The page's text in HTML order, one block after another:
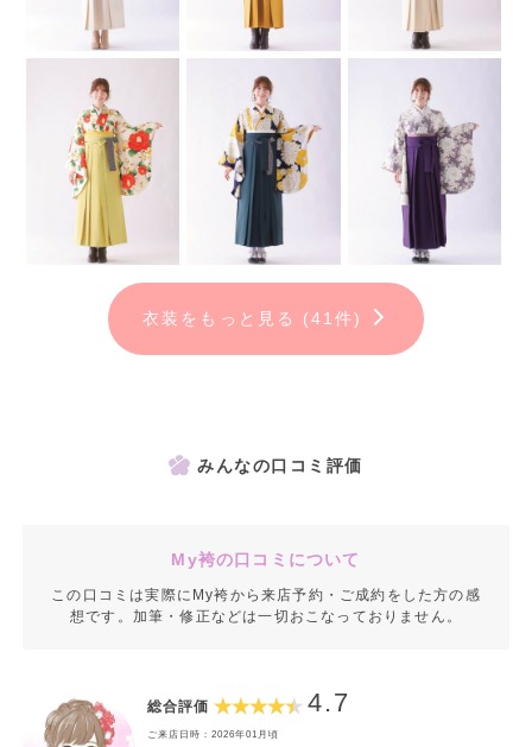
お気に入りの衣装が決まればご契約★
④「お届け」
契約いただいた卒業袴は
ご自宅へ郵送させて頂きます
取りに来る手間がございません◎
返却はらくらく郵送で！
衣装をもっと見る (41件)
みんなの口コミ評価
My袴の口コミについて
この口コミは実際にMy袴から来店予約・ご成約をした方の感
想です。加筆・修正などは一切おこなっておりません。
総合評価 4.7
ご来店日時：2026年01月頃